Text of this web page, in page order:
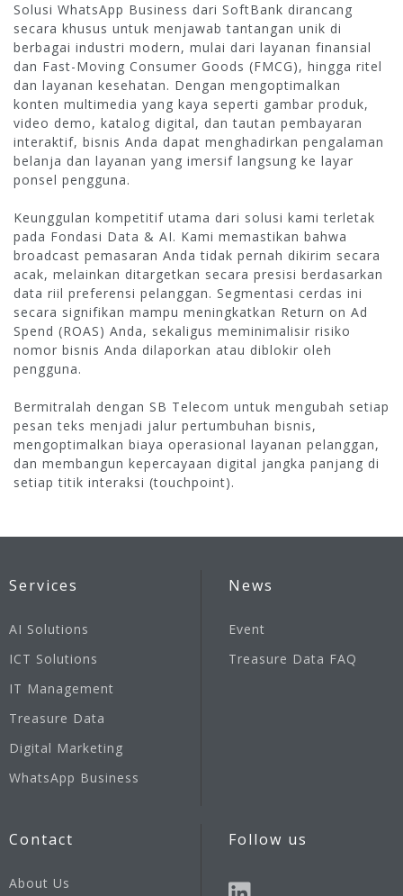
Solusi WhatsApp Business dari SoftBank dirancang
secara khusus untuk menjawab tantangan unik di
berbagai industri modern, mulai dari layanan finansial
dan Fast-Moving Consumer Goods (FMCG), hingga ritel
dan layanan kesehatan. Dengan mengoptimalkan
konten multimedia yang kaya seperti gambar produk,
video demo, katalog digital, dan tautan pembayaran
interaktif, bisnis Anda dapat menghadirkan pengalaman
belanja dan layanan yang imersif langsung ke layar
ponsel pengguna.
Keunggulan kompetitif utama dari solusi kami terletak
pada Fondasi Data & AI. Kami memastikan bahwa
broadcast pemasaran Anda tidak pernah dikirim secara
acak, melainkan ditargetkan secara presisi berdasarkan
data riil preferensi pelanggan. Segmentasi cerdas ini
secara signifikan mampu meningkatkan Return on Ad
Spend (ROAS) Anda, sekaligus meminimalisir risiko
nomor bisnis Anda dilaporkan atau diblokir oleh
pengguna.
Bermitralah dengan SB Telecom untuk mengubah setiap
pesan teks menjadi jalur pertumbuhan bisnis,
mengoptimalkan biaya operasional layanan pelanggan,
dan membangun kepercayaan digital jangka panjang di
setiap titik interaksi (touchpoint).
Services
AI Solutions
ICT Solutions
IT Management
Treasure Data
Digital Marketing
WhatsApp Business
News
Event
Treasure Data FAQ
Contact
About Us
Follow us